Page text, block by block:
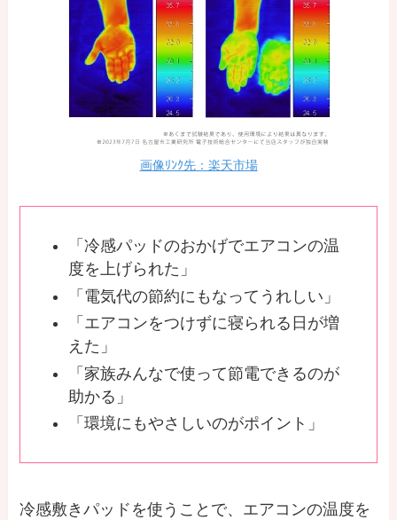
画像ﾘﾝｸ先：楽天市場
「冷感パッドのおかげでエアコンの温
度を上げられた」
「電気代の節約にもなってうれしい」
「エアコンをつけずに寝られる日が増
えた」
「家族みんなで使って節電できるのが
助かる」
「環境にもやさしいのがポイント」
冷感敷きパッドを使うことで、エアコンの温度を